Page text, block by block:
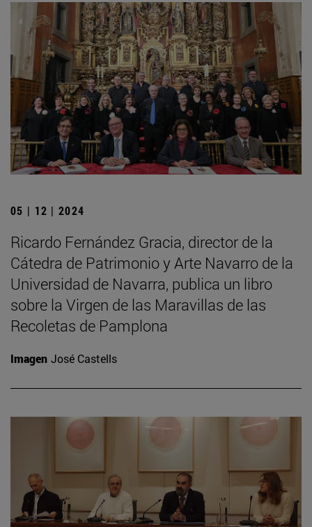
05 | 12 | 2024
Ricardo Fernández Gracia, director de la
Cátedra de Patrimonio y Arte Navarro de la
Universidad de Navarra, publica un libro
sobre la Virgen de las Maravillas de las
Recoletas de Pamplona
Imagen José Castells